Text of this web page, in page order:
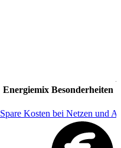
Energiemix Besonderheiten
Spare Kosten bei Netzen und